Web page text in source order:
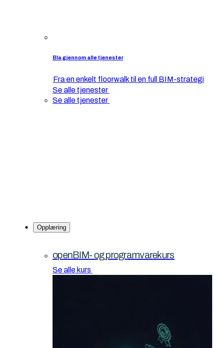
Bla gjennom alle tjenester
Fra en enkelt floorwalk til en full BIM-strategi
Se alle tjenester
Se alle tjenester
Opplæring
openBIM- og programvarekurs
Se alle kurs